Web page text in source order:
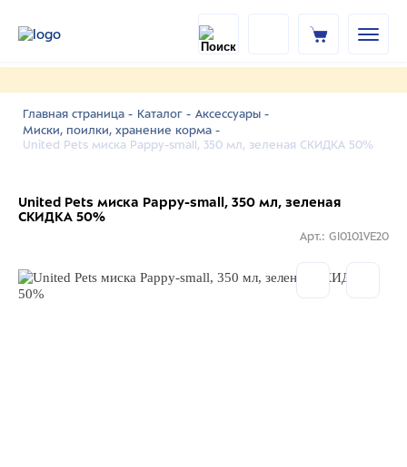
Главная страница - Каталог - Аксессуары -
Миски, поилки, хранение корма -
United Pets миска Pappy-small, 350 мл, зеленая СКИДКА 50%
United Pets миска Pappy-small, 350 мл, зеленая
СКИДКА 50%
Арт.: GI0101VE20